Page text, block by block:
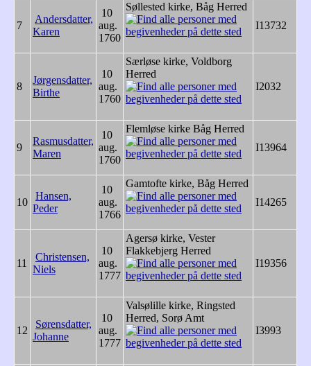
7
Andersdatter,
Karen
10
aug.
1760
Søllested kirke, Båg Herred
I13732
8
Jørgensdatter,
Birthe
10
aug.
1760
Særløse kirke, Voldborg
Herred
I2032
9
Rasmusdatter,
Maren
10
aug.
1760
Flemløse kirke Båg Herred
I13964
10
Hansen,
Peder
10
aug.
1766
Gamtofte kirke, Båg Herred
I14265
11
Christensen,
Niels
10
aug.
1777
Agersø kirke, Vester
Flakkebjerg Herred
I19356
12
Sørensdatter,
Johanne
10
aug.
1777
Valsølille kirke, Ringsted
Herred, Sorø Amt
I3993